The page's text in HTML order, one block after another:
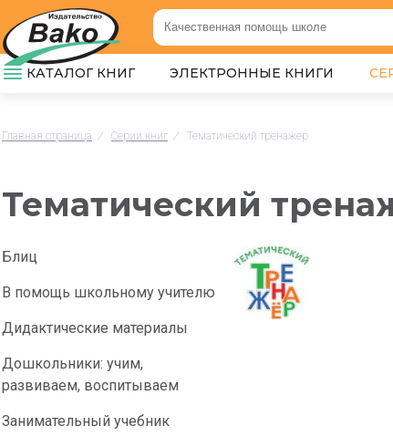
КАТАЛОГ КНИГ ЭЛЕКТРОННЫЕ КНИГИ
Главная страница / Серии книг / Тематический тренажер
Тематический
Блиц
В помощь школьному учителю
Дидактические материалы
Дошкольники: учим,
развиваем, воспитываем
Занимательный учебник